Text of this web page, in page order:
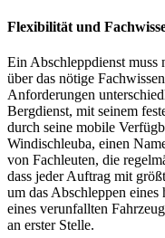
Flexibilität und
Ein Abschleppdienst muss
über das nötige
Anforderungen
Bergdienst, mit seinem
durch seine mobile
Windischleuba, einen
von Fachleuten, die
dass jeder Auftrag mit
um das Abschleppen
eines verunfallten
an erster Stelle.